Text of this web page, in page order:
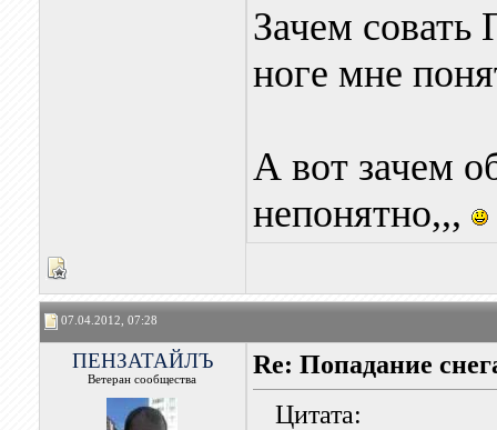
Зачем
ноге мне
А вот зачем
непонятно,,,
07.04.2012, 07:28
ПЕНЗАТАЙЛЪ
Ветеран сообщества
Re: Попадание
Цитата: